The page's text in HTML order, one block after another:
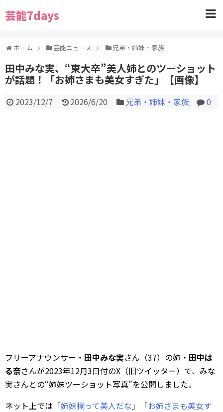
芸能7days
ホーム 芸能ニュース 兄弟・姉妹・家族
田中みな実、“東大卒”美人姉とのツーショット
が話題！「お姉さまも美女すぎた」【画像】
2023/12/7 2026/6/20 兄弟・姉妹・家族 0
フリーアナウンサー・ 田中みな実さん（37）の姉・ 田中は
る奈さんが2023年12月3日付のX（旧ツイッター）で、みな
実さんとの“姉妹ツーショット写真”を公開しました。
ネット上では「姉妹揃って美人だな」「お姉さまも美女す